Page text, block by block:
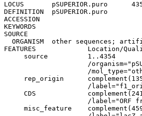
LOCUS       pSUPERIOR.puro	4354 bp 	DNA	SYN
DEFINITION  pSUPERIOR.puro
ACCESSION
KEYWORDS
SOURCE
ORGANISM  other sequences;
FEATURES             Location/
     source          1..4354
/
/
rep_origin
/
CDS
/label="ORF
misc_feature